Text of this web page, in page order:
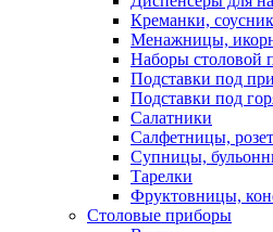
Креманки,
Менажницы,
Наборы столовой
Подставки под
Подставки под
Салатники
Салфетницы,
Супницы,
Тарелки
Фруктовницы,
Столовые приборы